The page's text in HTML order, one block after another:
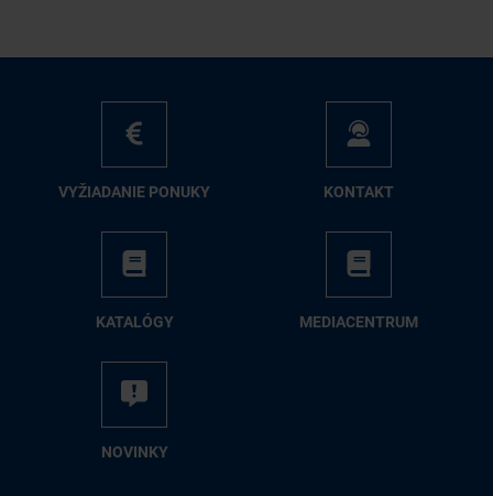
VY­ŽIA­DA­NIE PO­NU­KY KON­TAKT
KA­TA­LÓ­GY ME­DIA­CEN­TRUM
NO­VIN­KY